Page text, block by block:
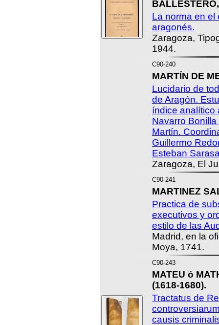
La norma en el
aragonés.
Zaragoza,
1944.
C90-240
MARTÍN DE
Lucidario de
de Aragón.
índice analítico
Navarro
Martín.
Guillermo
Esteban
Zaragoza, El
C90-241
MARTINEZ
Practica de
executivos y
estilo de las
Madrid, en la
Moya, 1741.
C90-243
MATEU ó
(1618-1680).
Tractatus de
causis